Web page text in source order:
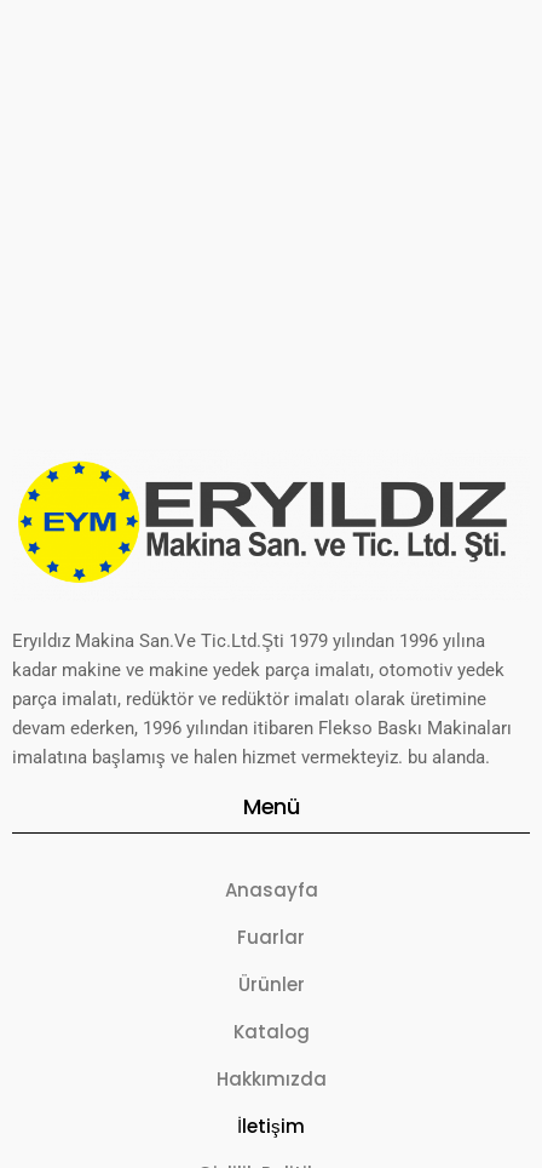
Eryıldız Makina San.Ve Tic.Ltd.Şti 1979 yılından 1996 yılına
kadar makine ve makine yedek parça imalatı, otomotiv yedek
parça imalatı, redüktör ve redüktör imalatı olarak üretimine
devam ederken, 1996 yılından itibaren Flekso Baskı Makinaları
imalatına başlamış ve halen hizmet vermekteyiz. bu alanda.
Menü
Anasayfa
Fuarlar
Ürünler
Katalog
Hakkımızda
İletişim